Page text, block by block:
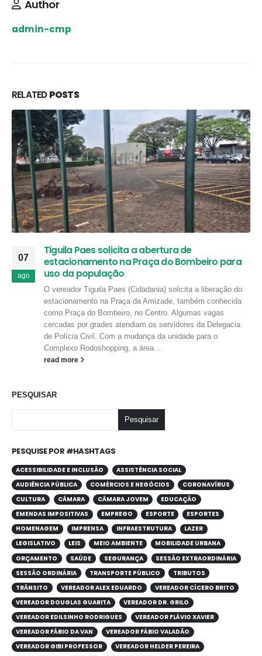
Author
admin-cmp
RELATEDPOSTS
07
ago
Tiguila Paes solicita a abertura de
estacionamento na Praça do Bombeiro para
uso da população
O vereador Tiguila Paes (Cidadania) solicita a liberação do
estacionamento na Praça da Amizade, também conhecida
como Praça do Bombeiro, no Centro. Algumas vagas
cercadas por grades atendiam os servidores da Delegacia
de Polícia Civil. Com a mudança da unidade para o
Complexo Rodoshopping, a área...
read more
PESQUISAR
Pesquisar
PESQUISE POR #HASHTAGS
ACESSIBILIDADE E INCLUSÃO
ASSISTÊNCIA SOCIAL
AUDIÊNCIA PÚBLICA
COMÉRCIOS E NEGÓCIOS
CORONAVÍRUS
CULTURA
CÂMARA CÂMARA JOVEM
EDUCAÇÃO
EMENDAS IMPOSITIVAS
EMPREGO ESPORTE
ESPORTES
HOMENAGEM
IMPRENSA INFRAESTRUTURA
LAZER
LEGISLATIVO
LEIS MEIO AMBIENTE
MOBILIDADE URBANA
ORÇAMENTO
SAÚDE SEGURANÇA
SESSÃO EXTRAORDINÁRIA
SESSÃO ORDINÁRIA
TRANSPORTE PÚBLICO
TRIBUTOS
TRÂNSITO
VEREADOR ALEX EDUARDO
VEREADOR CÍCERO BRITO
VEREADOR DOUGLAS GUARITA
VEREADOR DR. GRILO
VEREADOR EDILSINHO RODRIGUES
VEREADOR FLÁVIO XAVIER
VEREADOR FÁBIO DA VAN
VEREADOR FÁBIO VALADÃO
VEREADOR GIBI PROFESSOR
VEREADOR HELDER PEREIRA